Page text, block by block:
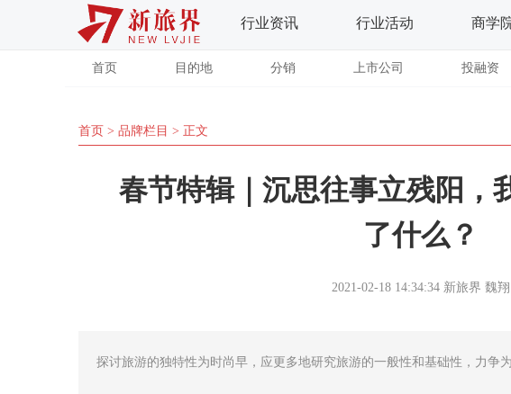
行业资讯 行业活动 商学
首页 目的地 分销 上市公司 投融资
首页 > 品牌栏目 > 正文
春节特辑｜沉思往事立残阳，
了什么？
2021-02-18 14:34:34 新旅界 魏翔
探讨旅游的独特性为时尚早，应更多地研究旅游的一般性和基础性，力争